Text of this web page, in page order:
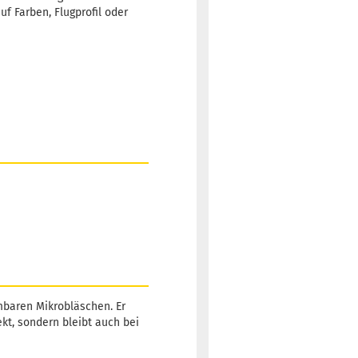
Farben, Flugprofil oder
Mikrobläschen. Er
sondern bleibt auch bei